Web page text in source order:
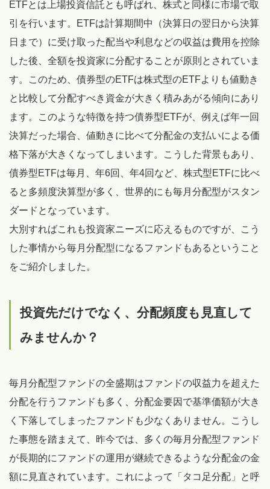
ETFとは上場投資信託とも呼ばれ、株式と同様に市場で取
引を行います。ETFは計算期間中（決算日の翌日から決算
日まで）に受け取った配当や利息などの収益は費用を控除
した後、全額を投資家に分配することが原則とされていま
す。このため、債券型のETFは株式型のETFよりも値動き
と比較して分配すべき資金が大きく積みあがる傾向にあり
ます。このような特徴を持つ債券型ETFが、例えば年一回
決算だった場合、値動きに比べて分配金の支払いによる価
格下落が大きくなってしまいます。こうした背景もあり、
債券型ETFは毎月、年6回、年4回など、株式型ETFに比べ
ると多頻度決算型が多く、世界的にも毎月分配型がスタン
ダードとなっています。
大別すればこれも投資家ニーズに応えるものですが、こう
した事情から毎月分配型になるファンドもあるということ
をご紹介しました。
投資先だけでなく、分配頻度も見直して
みませんか？
毎月分配型ファンドの全盛期はファンドの収益力を超えた
分配を行うファンドも多く、分配金要因で基準価額が大き
く下落してしまったファンドも少なくありません。こうし
た事態を踏まえて、昨今では、多くの毎月分配型ファンド
が長期的にファンドの運用が継続できるような分配金の金
額に見直されています。これによって「タコ足分配」と呼